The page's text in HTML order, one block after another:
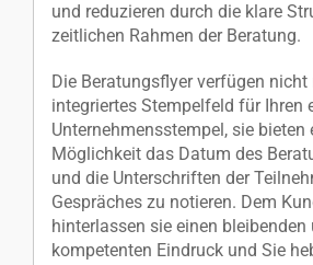
und reduzieren durch die klare
zeitlichen Rahmen der Beratung.
Die Beratungsflyer verfügen nicht
integriertes Stempelfeld für Ihren
Unternehmensstempel, sie bieten
Möglichkeit das Datum des
und die Unterschriften der
Gespräches zu notieren. Dem
hinterlassen sie einen bleibenden
kompetenten Eindruck und Sie